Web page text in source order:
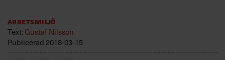
Kontakta oss
Kundservice
Villkor och policy för
personuppgiftsbehandling
Arbetsmiljö
Text:Gustaf Nilsson
Publicerad 2018-03-15